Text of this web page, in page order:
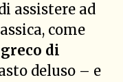
assistere ad
come
di
deluso – e